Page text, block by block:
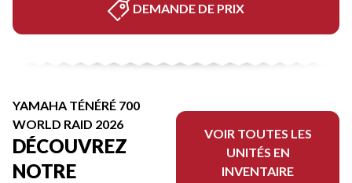
DEMANDE DE PRIX
YAMAHA TÉNÉRÉ 700
WORLD RAID 2026
DÉCOUVREZ
NOTRE
VOIR TOUTES LES
UNITÉS EN
INVENTAIRE